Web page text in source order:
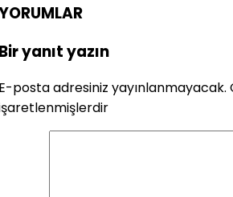
yanıt yazın
posta adresiniz yayınlanmayacak.